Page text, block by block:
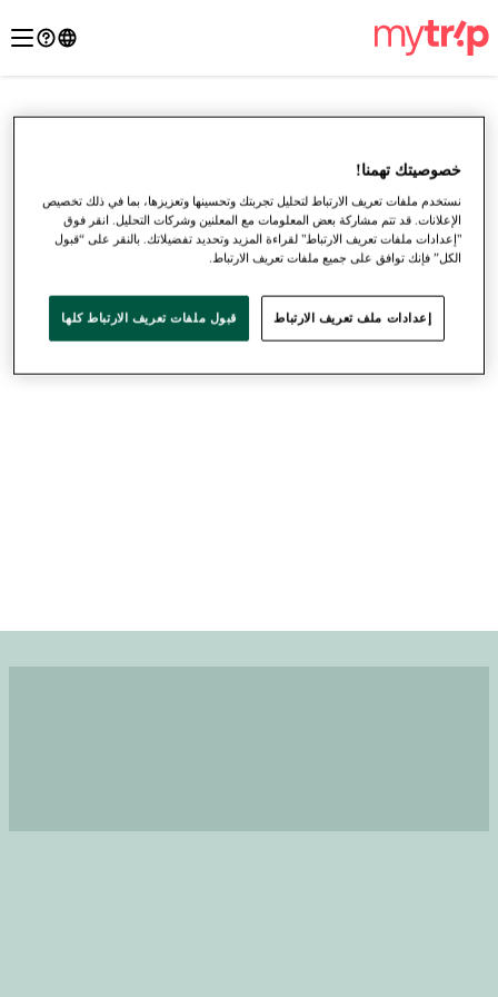
●
●
●
خصوصيتك تهمنا!
نستخدم ملفات تعريف الارتباط لتحليل تجربتك وتحسينها وتعزيزها، بما في ذلك تخصيص
الإعلانات. قد تتم مشاركة بعض المعلومات مع المعلنين وشركات التحليل. انقر فوق
"إعدادات ملفات تعريف الارتباط" لقراءة المزيد وتحديد تفضيلاتك. بالنقر على “قبول
الكل” فإنك توافق على جميع ملفات تعريف الارتباط.
إعدادات ملف تعريف الارتباط قبول ملفات تعريف الارتباط كلها